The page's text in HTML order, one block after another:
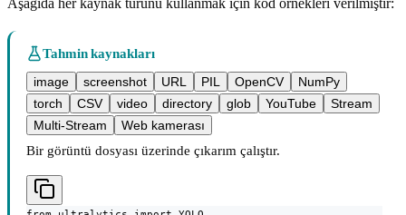
Aşağıda her kaynak türünü kullanmak için kod örnekleri verilmiştir:
Tahmin kaynakları
image
screenshot URL PIL OpenCV
NumPy
torch
CSV video directory glob YouTube
Stream
Multi-Stream
Web kamerası
Bir görüntü dosyası üzerinde çıkarım çalıştır.